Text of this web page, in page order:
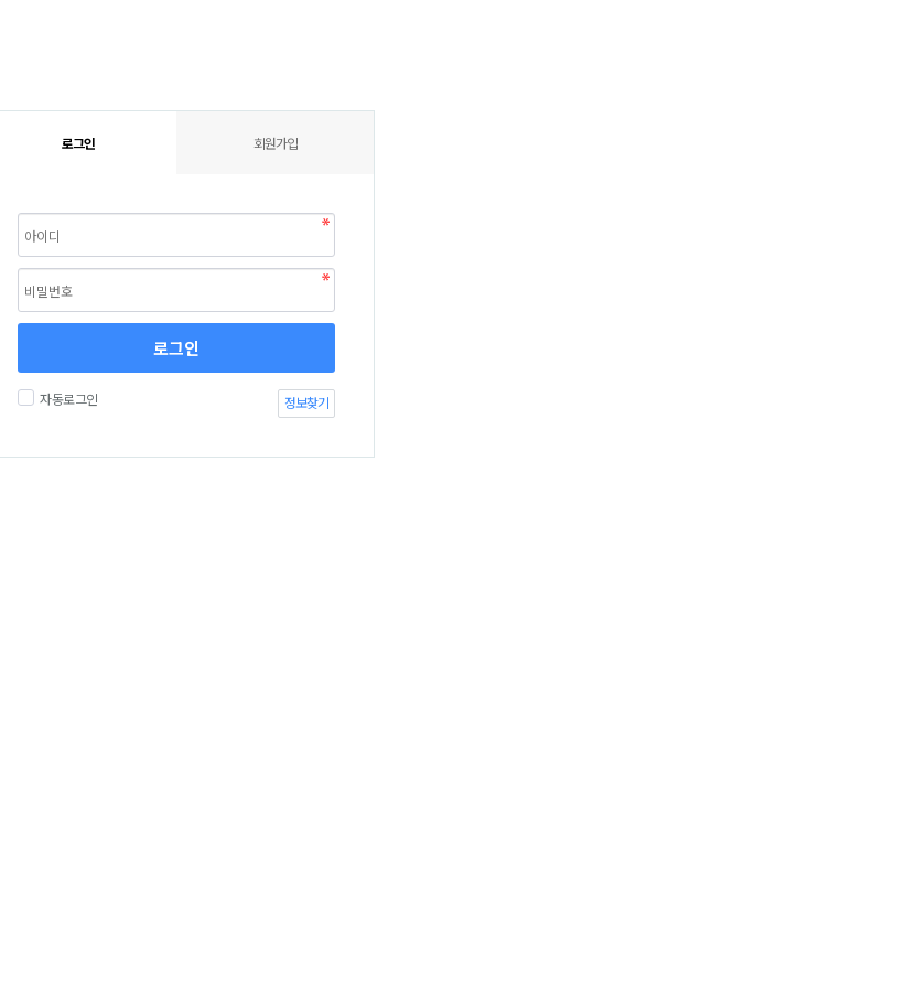
로그인 회원가입
로그인
자동로그인 정보찾기